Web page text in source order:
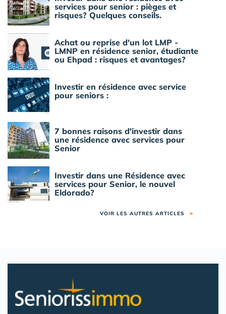
services pour senior : pièges et
risques? Quelques conseils.
Achat ou reprise d'un lot LMP -
LMNP en résidence senior, étudiante
ou Ehpad : risques et avantages?
Investir en résidence avec service
pour seniors :
7 bonnes raisons d'investir dans
une résidence avec services pour
Senior
Investir dans une Résidence avec
services pour Senior, le nouvel
Eldorado?
VOIR LES AUTRES ARTICLES ➜